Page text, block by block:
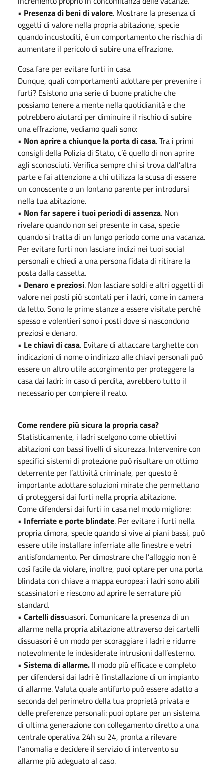
• Presenza di beni di valore. Mostrare la presenza di
oggetti di valore nella propria abitazione, specie
quando incustoditi, è un comportamento che rischia di
aumentare il pericolo di subire una effrazione.
Cosa fare per evitare furti in casa
Dunque, quali comportamenti adottare per prevenire i
furti? Esistono una serie di buone pratiche che
possiamo tenere a mente nella quotidianità e che
potrebbero aiutarci per diminuire il rischio di subire
una effrazione, vediamo quali sono:
• Non aprire a chiunque la porta di casa. Tra i primi
consigli della Polizia di Stato, c’è quello di non aprire
agli sconosciuti. Verifica sempre chi si trova dall’altra
parte e fai attenzione a chi utilizza la scusa di essere
un conoscente o un lontano parente per introdursi
nella tua abitazione.
• Non far sapere i tuoi periodi di assenza. Non
rivelare quando non sei presente in casa, specie
quando si tratta di un lungo periodo come una vacanza.
Per evitare furti non lasciare indizi nei tuoi social
personali e chiedi a una persona fidata di ritirare la
posta dalla cassetta.
• Denaro e preziosi. Non lasciare soldi e altri oggetti di
valore nei posti più scontati per i ladri, come in camera
da letto. Sono le prime stanze a essere visitate perché
spesso e volentieri sono i posti dove si nascondono
preziosi e denaro.
• Le chiavi di casa. Evitare di attaccare targhette con
indicazioni di nome o indirizzo alle chiavi personali può
essere un altro utile accorgimento per proteggere la
casa dai ladri: in caso di perdita, avrebbero tutto il
necessario per compiere il reato.
Come rendere più sicura la propria casa?
Statisticamente, i ladri scelgono come obiettivi
abitazioni con bassi livelli di sicurezza. Intervenire con
specifici sistemi di protezione può risultare un ottimo
deterrente per l’attività criminale, per questo è
importante adottare soluzioni mirate che permettano
di proteggersi dai furti nella propria abitazione.
Come difendersi dai furti in casa nel modo migliore:
• Inferriate e porte blindate. Per evitare i furti nella
propria dimora, specie quando si vive ai piani bassi, può
essere utile installare inferriate alle finestre e vetri
antisfondamento. Per dimostrare che l’alloggio non è
così facile da violare, inoltre, puoi optare per una porta
blindata con chiave a mappa europea: i ladri sono abili
scassinatori e riescono ad aprire le serrature più
standard.
• Cartelli dissuasori. Comunicare la presenza di un
allarme nella propria abitazione attraverso dei cartelli
dissuasori è un modo per scoraggiare i ladri e ridurre
notevolmente le indesiderate intrusioni dall’esterno.
• Sistema di allarme. Il modo più efficace e completo
per difendersi dai ladri è l’installazione di un impianto
di allarme. Valuta quale antifurto può essere adatto a
seconda del perimetro della tua proprietà privata e
delle preferenze personali: puoi optare per un sistema
di ultima generazione con collegamento diretto a una
centrale operativa 24h su 24, pronta a rilevare
l’anomalia e decidere il servizio di intervento su
allarme più adeguato al caso.